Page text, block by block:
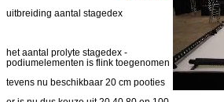
uitbreiding aantal stagedex
het aantal prolyte stagedex -
podiumelementen is flink toegenomen
tevens nu beschikbaar 20 cm pooties